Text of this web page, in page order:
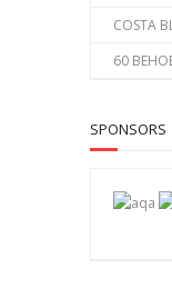
COSTA
60
SPONSORS